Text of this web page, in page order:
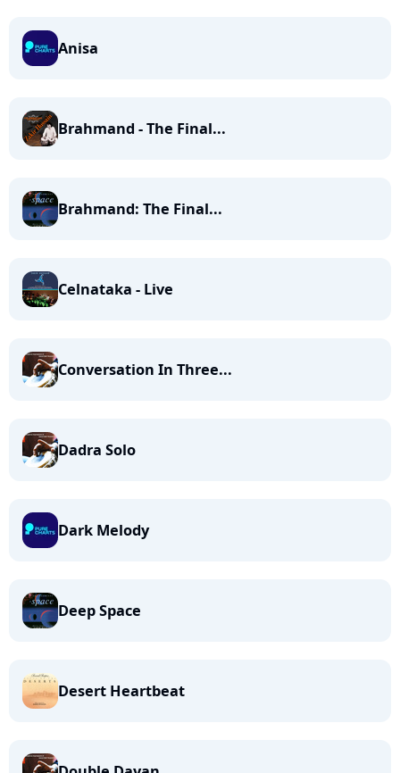
Anisa
Brahmand - The Final...
Brahmand: The Final...
Celnataka - Live
Conversation In Three...
Dadra Solo
Dark Melody
Deep Space
Desert Heartbeat